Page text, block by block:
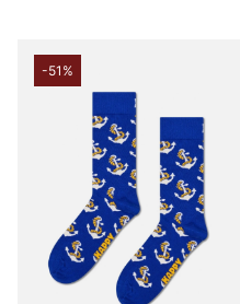
-51%